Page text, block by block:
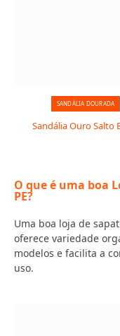
SANDÁLIA DOURADA
Sandália Ouro Salto
O que é uma boa
PE?
Uma boa loja de
oferece variedade
modelos e facilita a
uso.